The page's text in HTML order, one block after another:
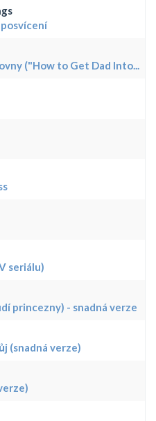
("How to Get Dad Into...
seriálu)
princezny) - snadná verze
(snadná verze)